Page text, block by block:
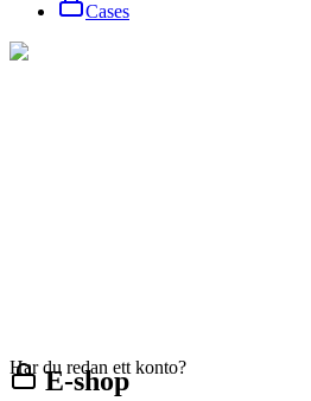
Cases
E-shop
Har du redan ett konto?